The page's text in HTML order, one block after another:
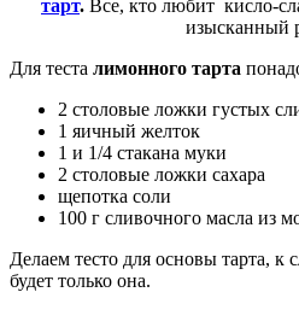
тарт. Все, кто любит кисло-
изысканный
Для теста лимонного тарта
2 столовые ложки густых
1 яичный желток
1 и 1/4 стакана муки
2 столовые ложки сахара
щепотка соли
100 г сливочного масла из
Делаем тесто для основы тарта, к
будет только она.